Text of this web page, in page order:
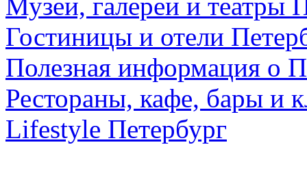
Гостиницы и отели
Полезная информация о
Рестораны, кафе, бары и
Lifestyle Петербург